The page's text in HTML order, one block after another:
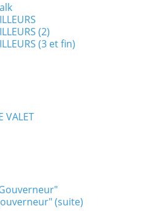
(2)
(3 et fin)
VALET
(suite)